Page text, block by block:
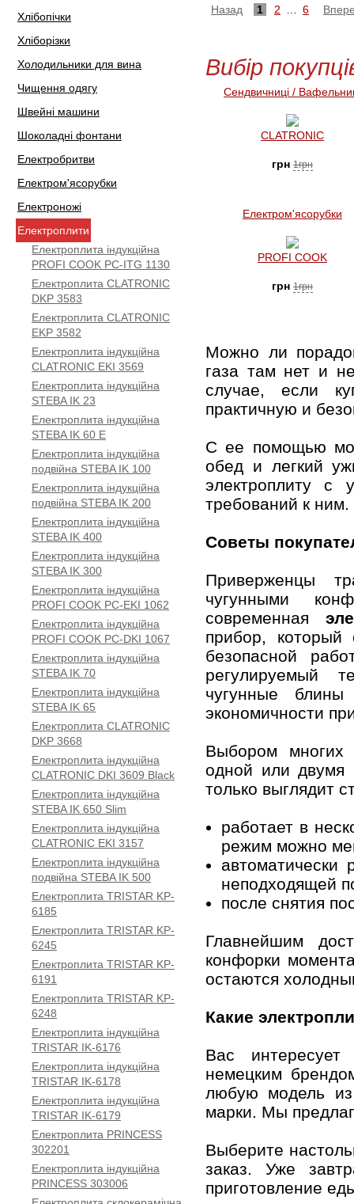
Хлібопічки
Хліборізки
Холодильники для вина
Чищення одягу
Швейні машини
Шоколадні фонтани
Електробритви
Електром'ясорубки
Електроножі
Електроплити
Електроплита індукційна
PROFI COOK PC-ITG 1130
Електроплита CLATRONIC
DKP 3583
Електроплита CLATRONIC
EKP 3582
Електроплита індукційна
CLATRONIC EKI 3569
Електроплита індукційна
STEBA IK 23
Електроплита індукційна
STEBA IK 60 E
Електроплита індукційна
подвійна STEBA IK 100
Електроплита індукційна
подвійна STEBA IK 200
Електроплита індукційна
STEBA IK 400
Електроплита індукційна
STEBA IK 300
Електроплита індукційна
PROFI COOK PC-EKI 1062
Електроплита індукційна
PROFI COOK PC-DKI 1067
Електроплита індукційна
STEBA IK 70
Електроплита індукційна
STEBA IK 65
Електроплита CLATRONIC
DKP 3668
Електроплита індукційна
CLATRONIC DKI 3609 Black
Електроплита індукційна
STEBA IK 650 Slim
Електроплита індукційна
CLATRONIC EKI 3157
Електроплита індукційна
подвійна STEBA IK 500
Електроплита TRISTAR KP-
6185
Електроплита TRISTAR KP-
6245
Електроплита TRISTAR KP-
6191
Електроплита TRISTAR KP-
6248
Електроплита індукційна
TRISTAR IK-6176
Електроплита індукційна
TRISTAR IK-6178
Електроплита індукційна
TRISTAR IK-6179
Електроплита PRINCESS
302201
Електроплита індукційна
PRINCESS 303006
Назад 1 2 6
Вибір
Сендвичниці /
CLATRONIC
грн 1грн
Електром'ясорубки
PROFI COOK
грн 1грн
Можно ли
газа там нет и
случае, если
практичную и
С ее помощью
обед и легкий
электроплиту с
требований к ним.
Советы
Приверженцы
чугунными
современная
прибор,
безопасной
регулируемый
чугунные
экономичности
Выбором многих
одной или двумя
только выглядит
работает в
режим можно
неподходящей
после снятия
Главнейшим
конфорки
остаются
Какие
Вас
немецким
любую модель из
марки. Мы
Выберите
заказ. Уже
приготовление